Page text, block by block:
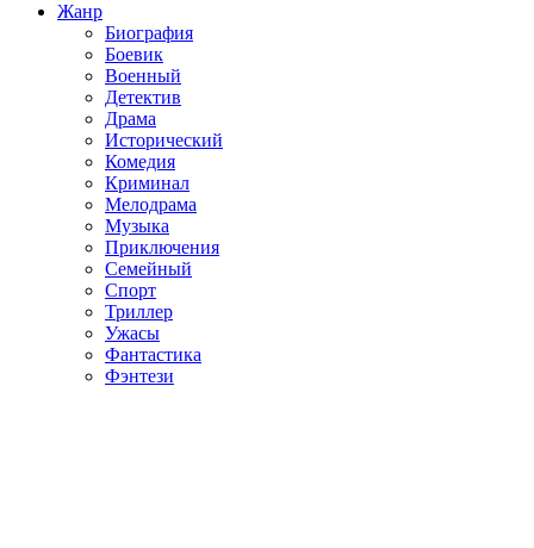
Жанр
Биография
Боевик
Военный
Детектив
Драма
Исторический
Комедия
Криминал
Мелодрама
Музыка
Приключения
Семейный
Спорт
Триллер
Ужасы
Фантастика
Фэнтези